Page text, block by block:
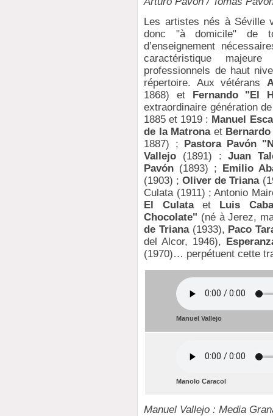
Les artistes nés à Séville
donc "à domicile" de
d’enseignement
caractéristique
professionnels de haut
répertoire. Aux vétérans
1868) et
Fernando "El
extraordinaire génération
1885 et 1919 : Manuel
de la Matronaet
1887) ;
Pastora Pavón
Vallejo (1891) :Juan
Pavón (1893) ;
Emilio
(1903) ;Oliver de Triana
Culata (1911) ; Antonio
El Culataet
Luis
Chocolate" (né à Jerez,
de Triana(1933), Paco
del Alcor, 1946),
(1970)… perpétuent cette
Manuel Vallejo
Manolo Caracol
Manuel Vallejo : Media